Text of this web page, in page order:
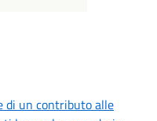
di un contributo alle